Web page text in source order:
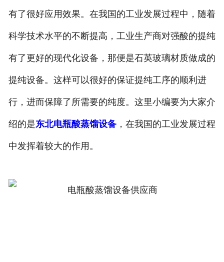
有了很好应用效果。在我国的工业发展过程中，随着
科学技术水平的不断提高，工业生产商对强酸的提纯
有了更好的现代化设备，那便是石英玻璃材质做成的
提纯设备。这样可以很好的保证提纯工序的顺利进
行，进而保障了所需要的纯度。这里小编要为大家介
绍的是东北电瓶酸蒸馏设备，在我国的工业发展过程
中发挥着较大的作用。